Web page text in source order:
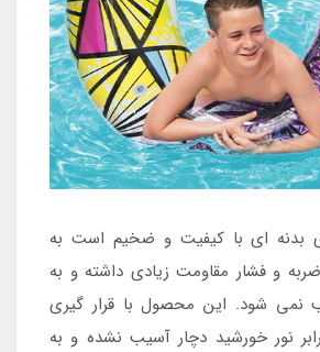
بدنه ای با کیفیت و ضخیم است به
و فشار مقاومت زیادی داشته و به
نمی شود. این محصول با قرار گیری
نور خورشید دچار آسیب نشده و به